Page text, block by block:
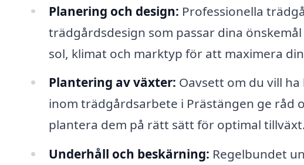
Planering och design: Professionella
trädgårdsdesign som passar dina
sol, klimat och marktyp för att maximera
Plantering av växter: Oavsett om du vill
inom trädgårdsarbete i Prästängen ge råd
plantera dem på rätt sätt för optimal tillväxt.
Underhåll och beskärning: Regelbundet